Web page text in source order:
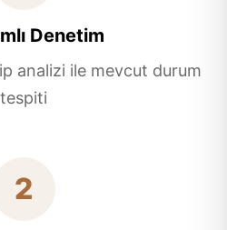
Denetim
analizi ile mevcut durum
tespiti
2